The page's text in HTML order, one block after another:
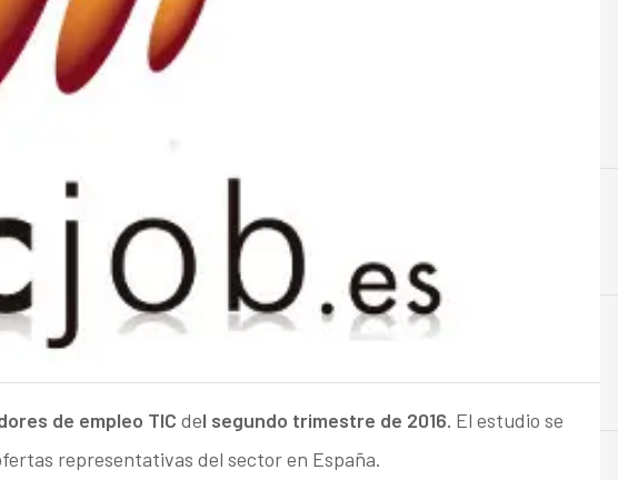
de empleo TIC del segundo trimestre de 2016. El estudio se
representativas del sector en España.